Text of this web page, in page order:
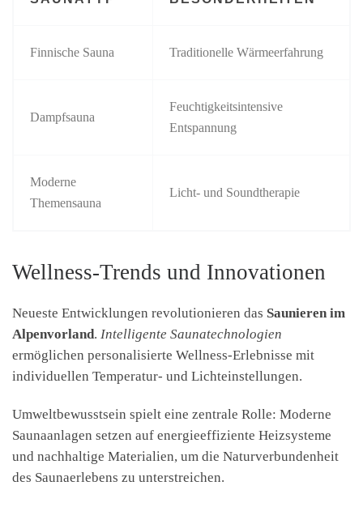
Finnische Sauna Traditionelle Wärmeerfahrung
Dampfsauna
Feuchtigkeitsintensive
Entspannung
Moderne
Themensauna
Licht- und Soundtherapie
Wellness-Trends und Innovationen
Neueste Entwicklungen revolutionieren das Saunieren im
Alpenvorland. Intelligente Saunatechnologien
ermöglichen personalisierte Wellness-Erlebnisse mit
individuellen Temperatur- und Lichteinstellungen.
Umweltbewusstsein spielt eine zentrale Rolle: Moderne
Saunaanlagen setzen auf energieeffiziente Heizsysteme
und nachhaltige Materialien, um die Naturverbundenheit
des Saunaerlebens zu unterstreichen.